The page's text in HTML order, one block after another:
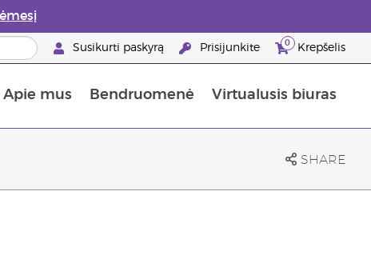
Susikurti paskyrą Prisijunkite 0 Krepšelis
Apie mus Bendruomenė Virtualusis biuras
SHARE